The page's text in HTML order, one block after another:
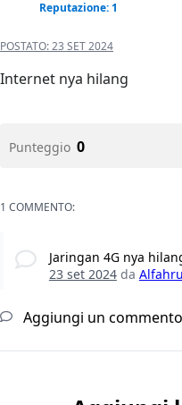
Reputazione: 1
POSTATO:23 SET 2024
Internet nya hilang
Punteggio 0
1 COMMENTO:
Jaringan 4G nya
23 set 2024da Alfahru
Aggiungi un commento